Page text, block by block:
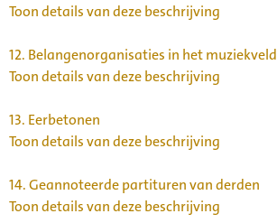
Toon details van deze beschrijving
12. Belangenorganisaties in het muziekveld
Toon details van deze beschrijving
13. Eerbetonen
Toon details van deze beschrijving
14.Geannoteerde partituren van derden
Toon details van deze beschrijving